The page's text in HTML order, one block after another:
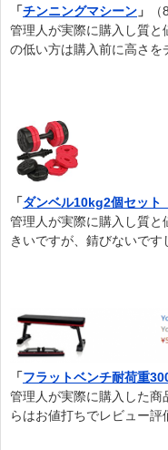
「チンニングマシーン 」
管理人が実際に購入し質
の低い方は購入前に高さを
「ダンベル10kg2個セット
管理人が実際に購入し質
きいですが、錆びないです
「フラットベンチ耐荷重
管理人が実際に購入した商
らはお値打ちでレビュー評